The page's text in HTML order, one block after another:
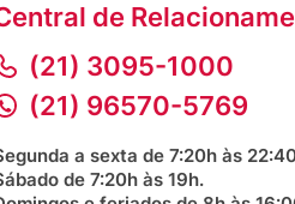
de
(21) 3095-1000
(21) 96570-5769
a sexta de 7:20h às
de 7:20h às 19h.